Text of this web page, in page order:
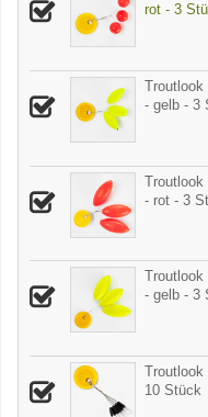
rot - 3
Troutlook
- gelb - 3
Troutlook
- rot - 3
Troutlook
- gelb - 3
Troutlook
10 Stück